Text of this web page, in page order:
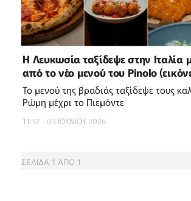
Η Λευκωσία ταξίδεψε στην Ιταλία
από το νέο μενού του Pinolo
Το μενού της βραδιάς ταξίδεψε τους
Ρώμη μέχρι το Πιεμόντε
11:37 - 03 ΙΟΥΝΙΟΥ 2026
ΣΕΛΙΔΑ 1 ΑΠΟ 1